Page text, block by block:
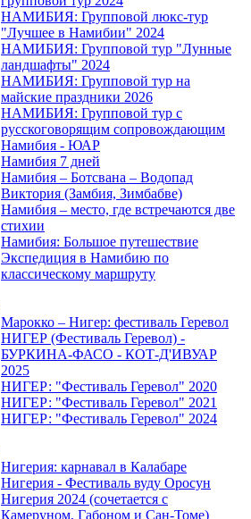
НАМИБИЯ: Групповой люкс-тур
"Лучшее в Намибии" 2024
НАМИБИЯ: Групповой тур "Лунные
ландшафты" 2024
НАМИБИЯ: Групповой тур на
майские праздники 2026
НАМИБИЯ: Групповой тур с
русскоговорящим сопровождающим
Намибия - ЮАР
Намибия 7 дней
Намибия – Ботсвана – Водопад
Виктория (Замбия, Зимбабве)
Намибия – место, где встречаются две
стихии
Намибия: Большое путешествие
Экспедиция в Намибию по
классическому маршруту
Марокко – Нигер: фестиваль Геревол
НИГЕР (Фестиваль Геревол) -
БУРКИНА-ФАСО - КОТ-Д'ИВУАР
2025
НИГЕР: "Фестиваль Геревол" 2020
НИГЕР: "Фестиваль Геревол" 2021
НИГЕР: "Фестиваль Геревол" 2024
Нигерия: карнавал в Калабаре
Нигерия - Фестиваль вуду Оросун
Нигерия 2024 (сочетается с
Камеруном, Габоном и Сан-Томе)